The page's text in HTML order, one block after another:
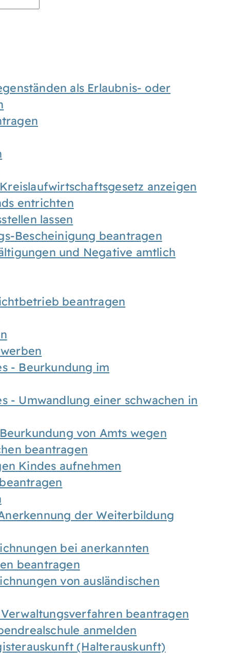
als Erlaubnis- oder
anzeigen
entrichten
lassen
Bescheinigung beantragen
und Negative amtlich
beantragen
- Beurkundung im
- Umwandlung einer schwachen in
von Amts wegen
beantragen
Kindes aufnehmen
der Weiterbildung
bei anerkannten
beantragen
von ausländischen
beantragen
anmelden
(Halterauskunft)